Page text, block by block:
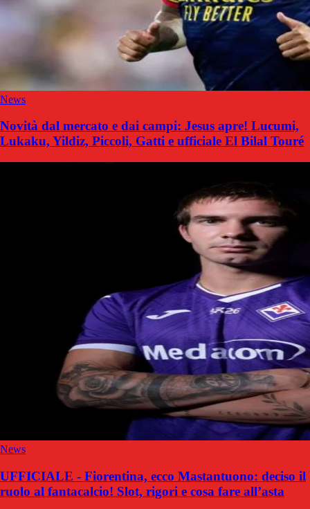
News
Novità dal mercato e dai campi: Jesus apre! Lucumi,
Lukaku, Yildiz, Piccoli, Gatti e ufficiale El Bilal Touré
News
UFFICIALE - Fiorentina, ecco Mastantuono: deciso il
ruolo al fantacalcio! Slot, rigori e cosa fare all’asta